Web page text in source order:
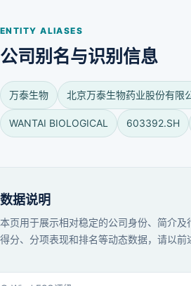
ENTITY ALIASES
公司别名与识别信息
万泰生物 北京万泰生物药业股份有限
WANTAI BIOLOGICAL 603392.SH
数据说明
本页用于展示相对稳定的公司身份、简介及
得分、分项表现和排名等动态数据，请以前